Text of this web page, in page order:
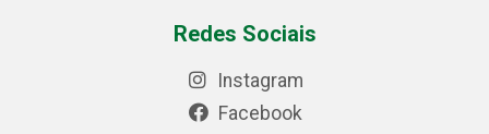
Redes Sociais
Instagram
Facebook